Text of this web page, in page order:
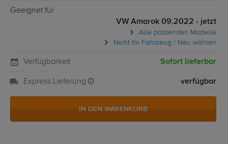
Geeignet für
VW Amarok 09.2022 - jetzt
Alle passenden Modelle
Nicht Ihr Fahrzeug / Neu wählen
Verfügbarkeit Sofort lieferbar
Express Lieferung verfügbar
IN DEN WARENKORB